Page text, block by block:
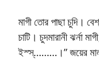
মাগী তোর পাছা চুদি।
চাটি। চুদমারানী ঝর্না
ইস্স্………।” জয়ের